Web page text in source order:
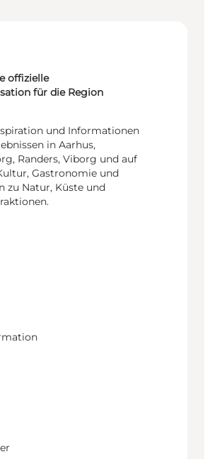
offizielle
für die Region
und Informationen
in Aarhus,
Randers, Viborg und auf
Gastronomie und
zu Natur, Küste und